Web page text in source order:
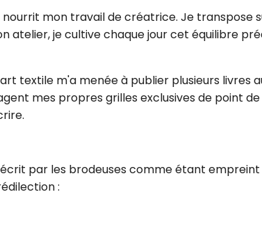
mon travail de créatrice. Je transpose
atelier, je cultive chaque jour cet équilibre
textile m'a menée à publier plusieurs livres
mes propres grilles exclusives de point
par les brodeuses comme étant empreint
: